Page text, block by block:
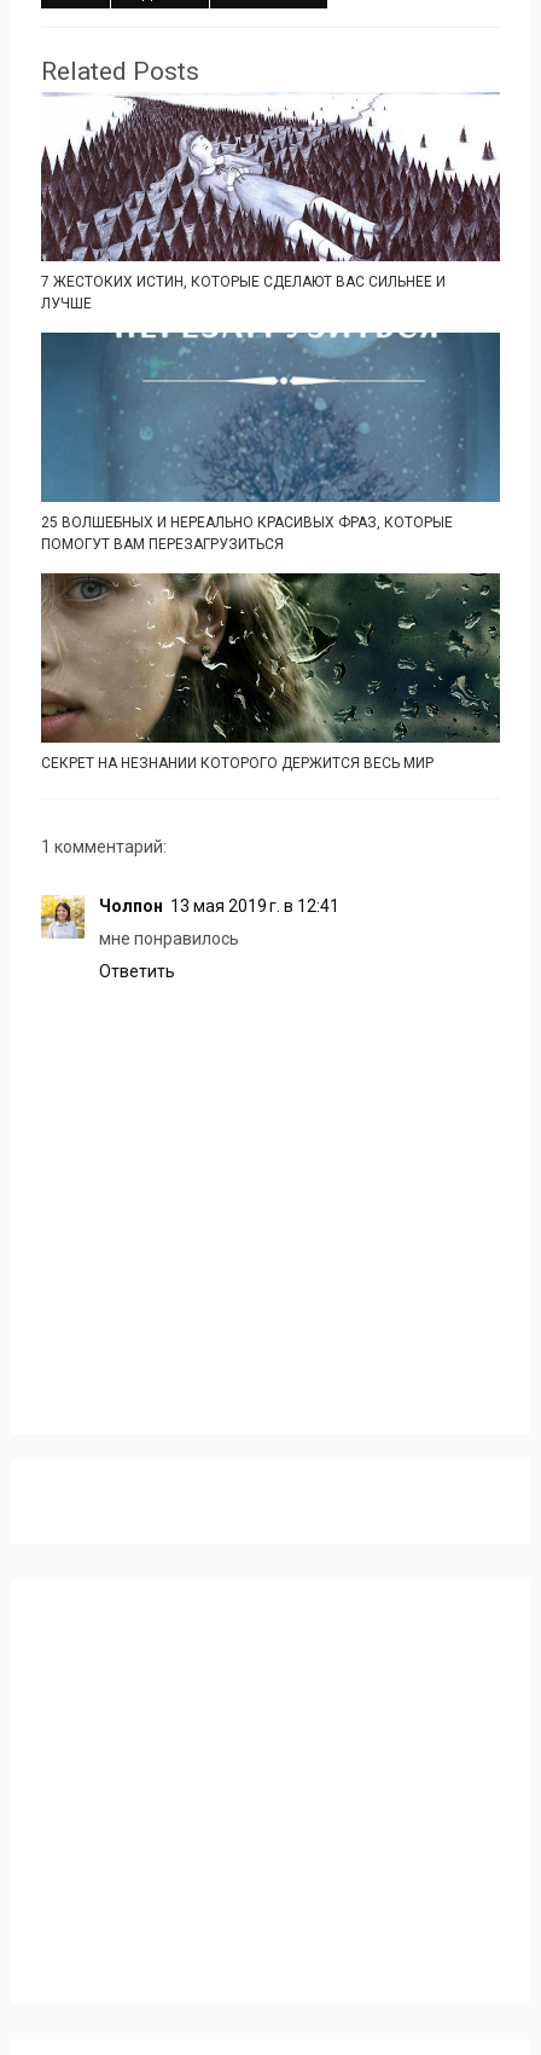
Related Posts
7 ЖЕСТОКИХ ИСТИН, КОТОРЫЕ СДЕЛАЮТ ВАС СИЛЬНЕЕ И
ЛУЧШЕ
25 ВОЛШЕБНЫХ И НЕРЕАЛЬНО КРАСИВЫХ ФРАЗ, КОТОРЫЕ
ПОМОГУТ ВАМ ПЕРЕЗАГРУЗИТЬСЯ
СЕКРЕТ НА НЕЗНАНИИ КОТОРОГО ДЕРЖИТСЯ ВЕСЬ МИР
1 комментарий:
Чолпон 13 мая 2019 г. в 12:41
мне понравилось
Ответить